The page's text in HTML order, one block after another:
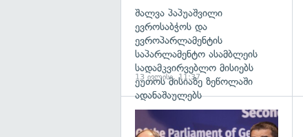
შალვა პაპუაშვილი
ევროსაბჭოს და
ევროპარლამენტის
საპარლამენტო ასამბლეის
სადამკვირვებლო მისიებს
ეუთოს მისიაზე ზეწოლაში
ადანაშაულებს
13 ივლისი, 11:37